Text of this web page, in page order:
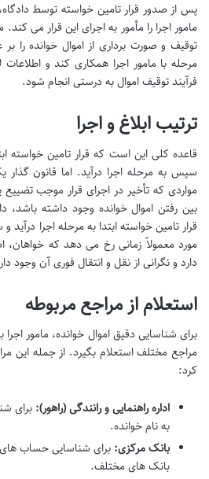
پس از صدور قرار تامین خواسته توسط
مامور اجرا را مأمور به اجرای این قرار می
توقیف و صورت برداری از اموال خوانده را
مرحله با مامور اجرا همکاری کند و اطلاعات
فرآیند توقیف اموال به درستی انجام شود.
ترتیب ابلاغ و اجرا
قاعده کلی این است که قرار تامین خواسته
سپس به مرحله اجرا درآید. اما قانون
مواردی که تأخیر در اجرای قرار موجب تضییع
بین رفتن اموال خوانده وجود داشته باشد،
قرار تامین خواسته ابتدا به مرحله اجرا
مورد معمولاً زمانی رخ می دهد که خواهان،
دارد و نگرانی از نقل و انتقال فوری آن وجود
استعلام از مراجع مربوطه
برای شناسایی دقیق اموال خوانده، مامور
مراجع مختلف استعلام بگیرد. از جمله این
کرد:
اداره راهنمایی و رانندگی (راهور): برای
به نام خوانده.
بانک مرکزی: برای شناسایی حساب
بانک های مختلف.